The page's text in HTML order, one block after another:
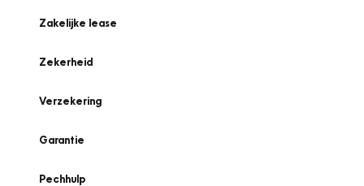
Zakelijke lease
Zekerheid
Verzekering
Garantie
Pechhulp